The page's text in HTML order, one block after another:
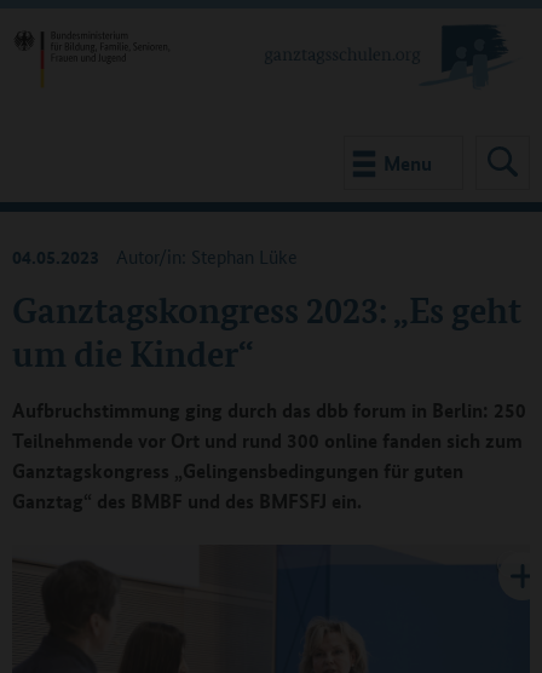
Menu
Ganztagskongress 2023: „Es geht
um die Kinder“
04.05.2023 Autor/in: Stephan Lüke
Aufbruchstimmung ging durch das dbb forum in Berlin: 250
Teilnehmende vor Ort und rund 300 online fanden sich zum
Ganztagskongress „Gelingensbedingungen für guten
Ganztag“ des BMBF und des BMFSFJ ein.